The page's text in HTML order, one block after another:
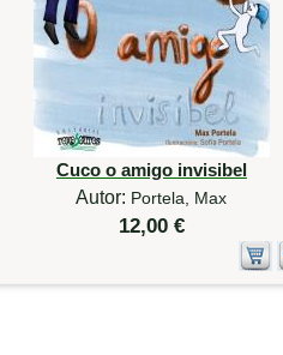
Cuco o amigo invisibel
Autor: Portela, Max
12,00 €